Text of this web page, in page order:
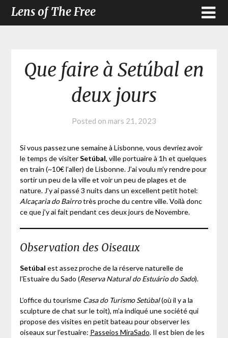
Lens of The Free
Que faire à Setúbal en
deux jours
Posted on mars 21, 2023
Si vous passez une semaine à Lisbonne, vous devriez avoir
le temps de visiterSetúbal, ville portuaire à 1h et quelques
en train (~10€ l’aller) de Lisbonne. J’ai voulu m’y rendre pour
sortir un peu de la ville et voir un peu de plages et de
nature. J’y ai passé 3 nuits dans un excellent petit hotel:
Alcaçaria do Bairrotrès proche du centre ville. Voilà donc
ce que j’y ai fait pendant ces deux jours de Novembre.
Observation des Oiseaux
Setúbal est assez proche de la réserve naturelle de
l’Estuaire du Sado (Reserva Natural do Estuário do Sado).
L’office du tourisme Casa do Turismo Setúbal(où il y a la
sculpture de chat sur le toit), m’a indiqué une société qui
propose des visites en petit bateau pour observer les
oiseaux sur l’estuaire: Passeios MiraSado. Il est bien de les